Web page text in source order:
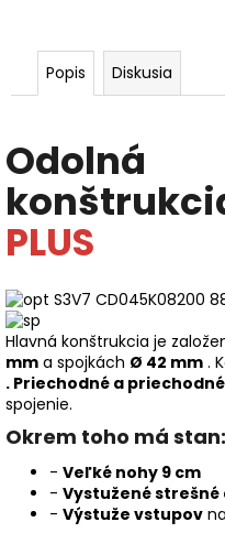
Popis Diskusia
Odolná
PLUS
Hlavná konštrukcia je
mm a spojkách Ø 42 mm .
. Priechodné a
spojenie.
Okrem toho má stan:
- Veľké nohy 9 cm
- Vystužené
- Výstuže vstupov